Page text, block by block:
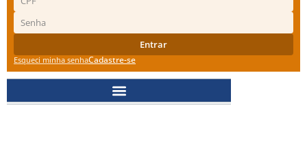
Entrar
Esqueci minha senhaCadastre-se